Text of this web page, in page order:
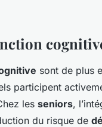
sont de plus
participent
les seniors,
du risque de